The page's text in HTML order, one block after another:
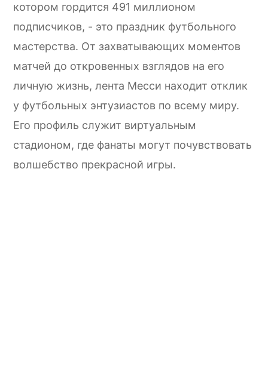
котором гордится 491 миллионом
подписчиков, - это праздник футбольного
мастерства. От захватывающих моментов
матчей до откровенных взглядов на его
личную жизнь, лента Месси находит отклик
у футбольных энтузиастов по всему миру.
Его профиль служит виртуальным
стадионом, где фанаты могут почувствовать
волшебство прекрасной игры.